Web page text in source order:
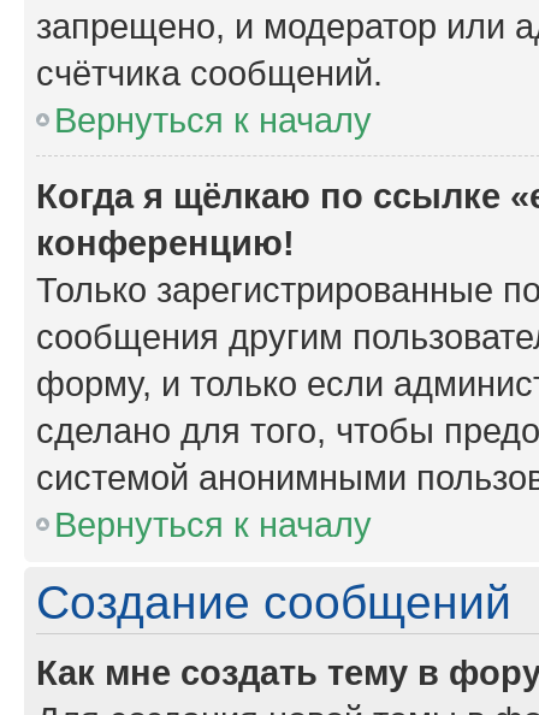
запрещено, и модератор или
счётчика сообщений.
Вернуться к началу
Когда я щёлкаю по ссылке
конференцию!
Только зарегистрированные
сообщения другим
форму, и только если
сделано для того, чтобы
системой анонимными
Вернуться к началу
Создание сообщений
Как мне создать тему в